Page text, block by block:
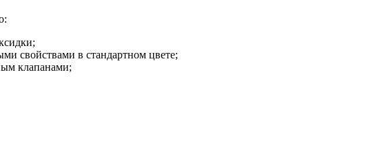
свойствами в стандартном цвете;
клапанами;